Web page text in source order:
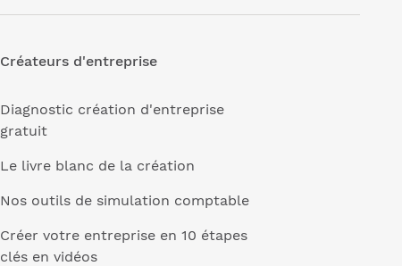
Créateurs d'entreprise
Diagnostic création d'entreprise
gratuit
Le livre blanc de la création
Nos outils de simulation comptable
Créer votre entreprise en 10 étapes
clés en vidéos